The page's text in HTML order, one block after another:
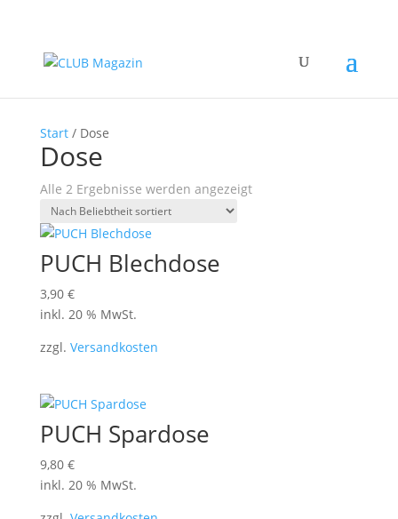
Start/ Dose
Dose
Alle 2 Ergebnisse werden angezeigtNach
PUCH Blechdose
3,90 €
inkl. 20 % MwSt.
zzgl. Versandkosten
PUCH Spardose
9,80 €
inkl. 20 % MwSt.